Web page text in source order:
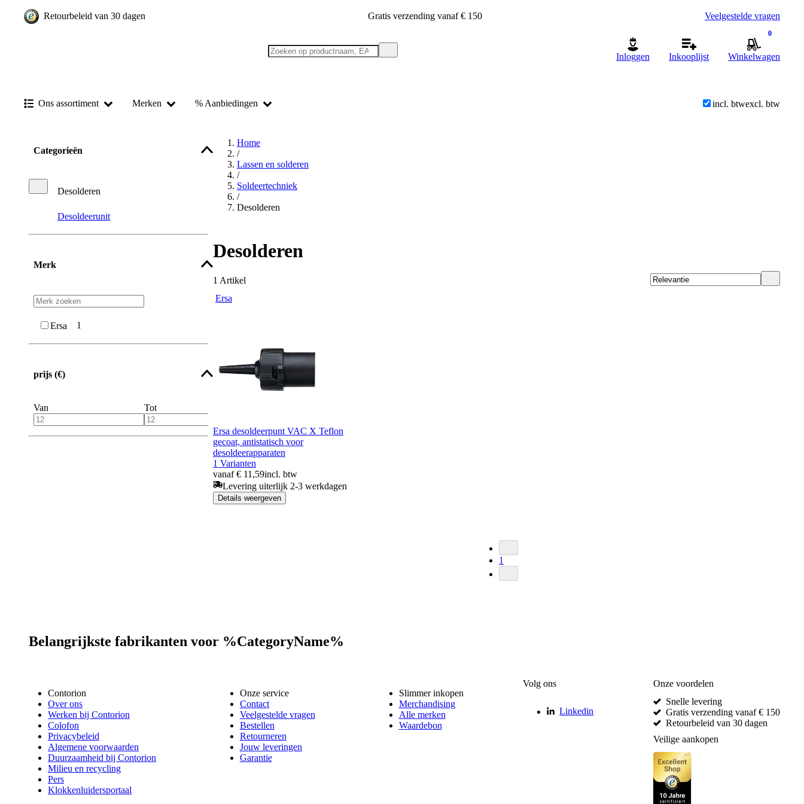
Retourbeleid van 30 dagen Gratis verzending vanaf € 150 Veelgestelde vragen
Inloggen Inkooplijst
0
Winkelwagen
Ons assortiment Merken % Aanbiedingen incl. btwexcl. btw
Categorieën
Desolderen
Desoldeerunit
Merk
Ersa 1
prijs (€)
Van Tot
Home
/
Lassen en solderen
/
Soldeertechniek
/
Desolderen
Desolderen
1 Artikel
Ersa
Ersa desoldeerpunt VAC X Teflon
gecoat, antistatisch voor
desoldeerapparaten
1 Varianten
vanaf € 11,59incl. btw
Levering uiterlijk 2-3 werkdagen
Details weergeven
1
Belangrijkste fabrikanten voor %CategoryName%
Contorion
Over ons
Werken bij Contorion
Colofon
Privacybeleid
Algemene voorwaarden
Duurzaamheid bij Contorion
Milieu en recycling
Pers
Klokkenluidersportaal
Onze service
Contact
Veelgestelde vragen
Bestellen
Retourneren
Jouw leveringen
Garantie
Slimmer inkopen
Merchandising
Alle merken
Waardebon
Volg ons
Linkedin
Onze voordelen
Snelle levering
Gratis verzending vanaf € 150
Retourbeleid van 30 dagen
Veilige aankopen